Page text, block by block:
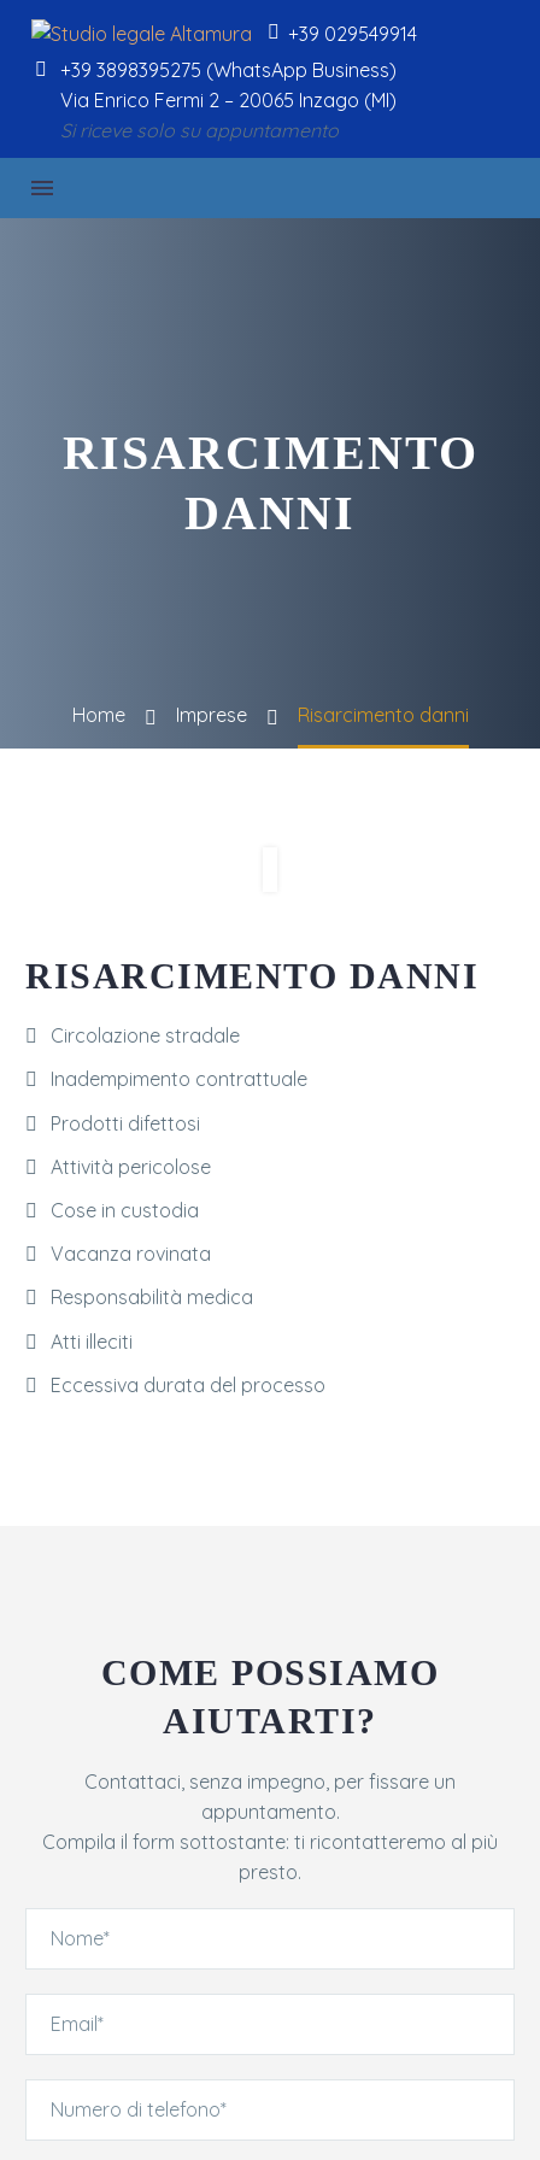

 +39 029549914


+39 3898395275 (WhatsApp Business)
Via Enrico Fermi 2 – 20065 Inzago (MI)
Si riceve solo su appuntamento
RISARCIMENTO
DANNI
Home Imprese Risarcimento danni
RISARCIMENTO DANNI
Circolazione stradale
Inadempimento contrattuale
Prodotti difettosi
Attività pericolose
Cose in custodia
Vacanza rovinata
Responsabilità medica
Atti illeciti
Eccessiva durata del processo
COME POSSIAMO
AIUTARTI?
Contattaci, senza impegno, per fissare un
appuntamento.
Compila il form sottostante: ti ricontatteremo al più
presto.